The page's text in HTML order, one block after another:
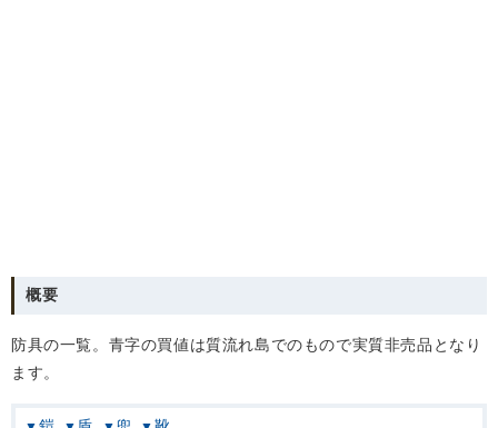
概要
防具の一覧。青字の買値は質流れ島でのもので実質非売品となり
ます。